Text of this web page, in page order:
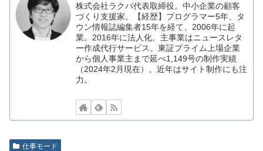
株式会社ラクパ代表取締役。中小企業の顧客
づくり支援家。【経歴】プログラマー5年、タ
ウン情報誌編集者15年を経て、2006年に起
業。2016年に法人化。主事業はニュースレタ
ー作成代行サービス。東証プライム上場企業
から個人事業主まで延べ1,149号の制作実績
（2024年2月現在）。近年はサイト制作にも注
力。
仕事モード